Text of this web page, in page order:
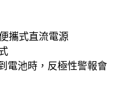
攜式直流電源
電池時，反極性警報會